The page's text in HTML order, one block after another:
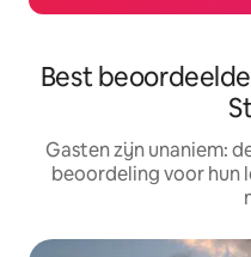
Best
Gasten zijn unaniem:
beoordeling voor hun